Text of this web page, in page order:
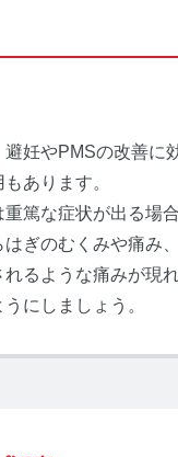
妊やPMSの改善に
あります。
重篤な症状が出る場
はぎのむくみや痛み
れるような痛みが現
にしましょう。